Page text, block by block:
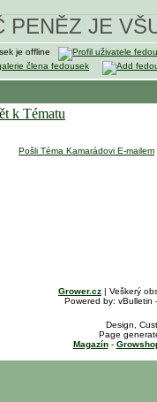
PENĚZ JE
Pošli Téma Kamarádovi E-mailem
Grower.cz | Veškerý
Powered by: vBulletin
Design,
Page
Magazín-